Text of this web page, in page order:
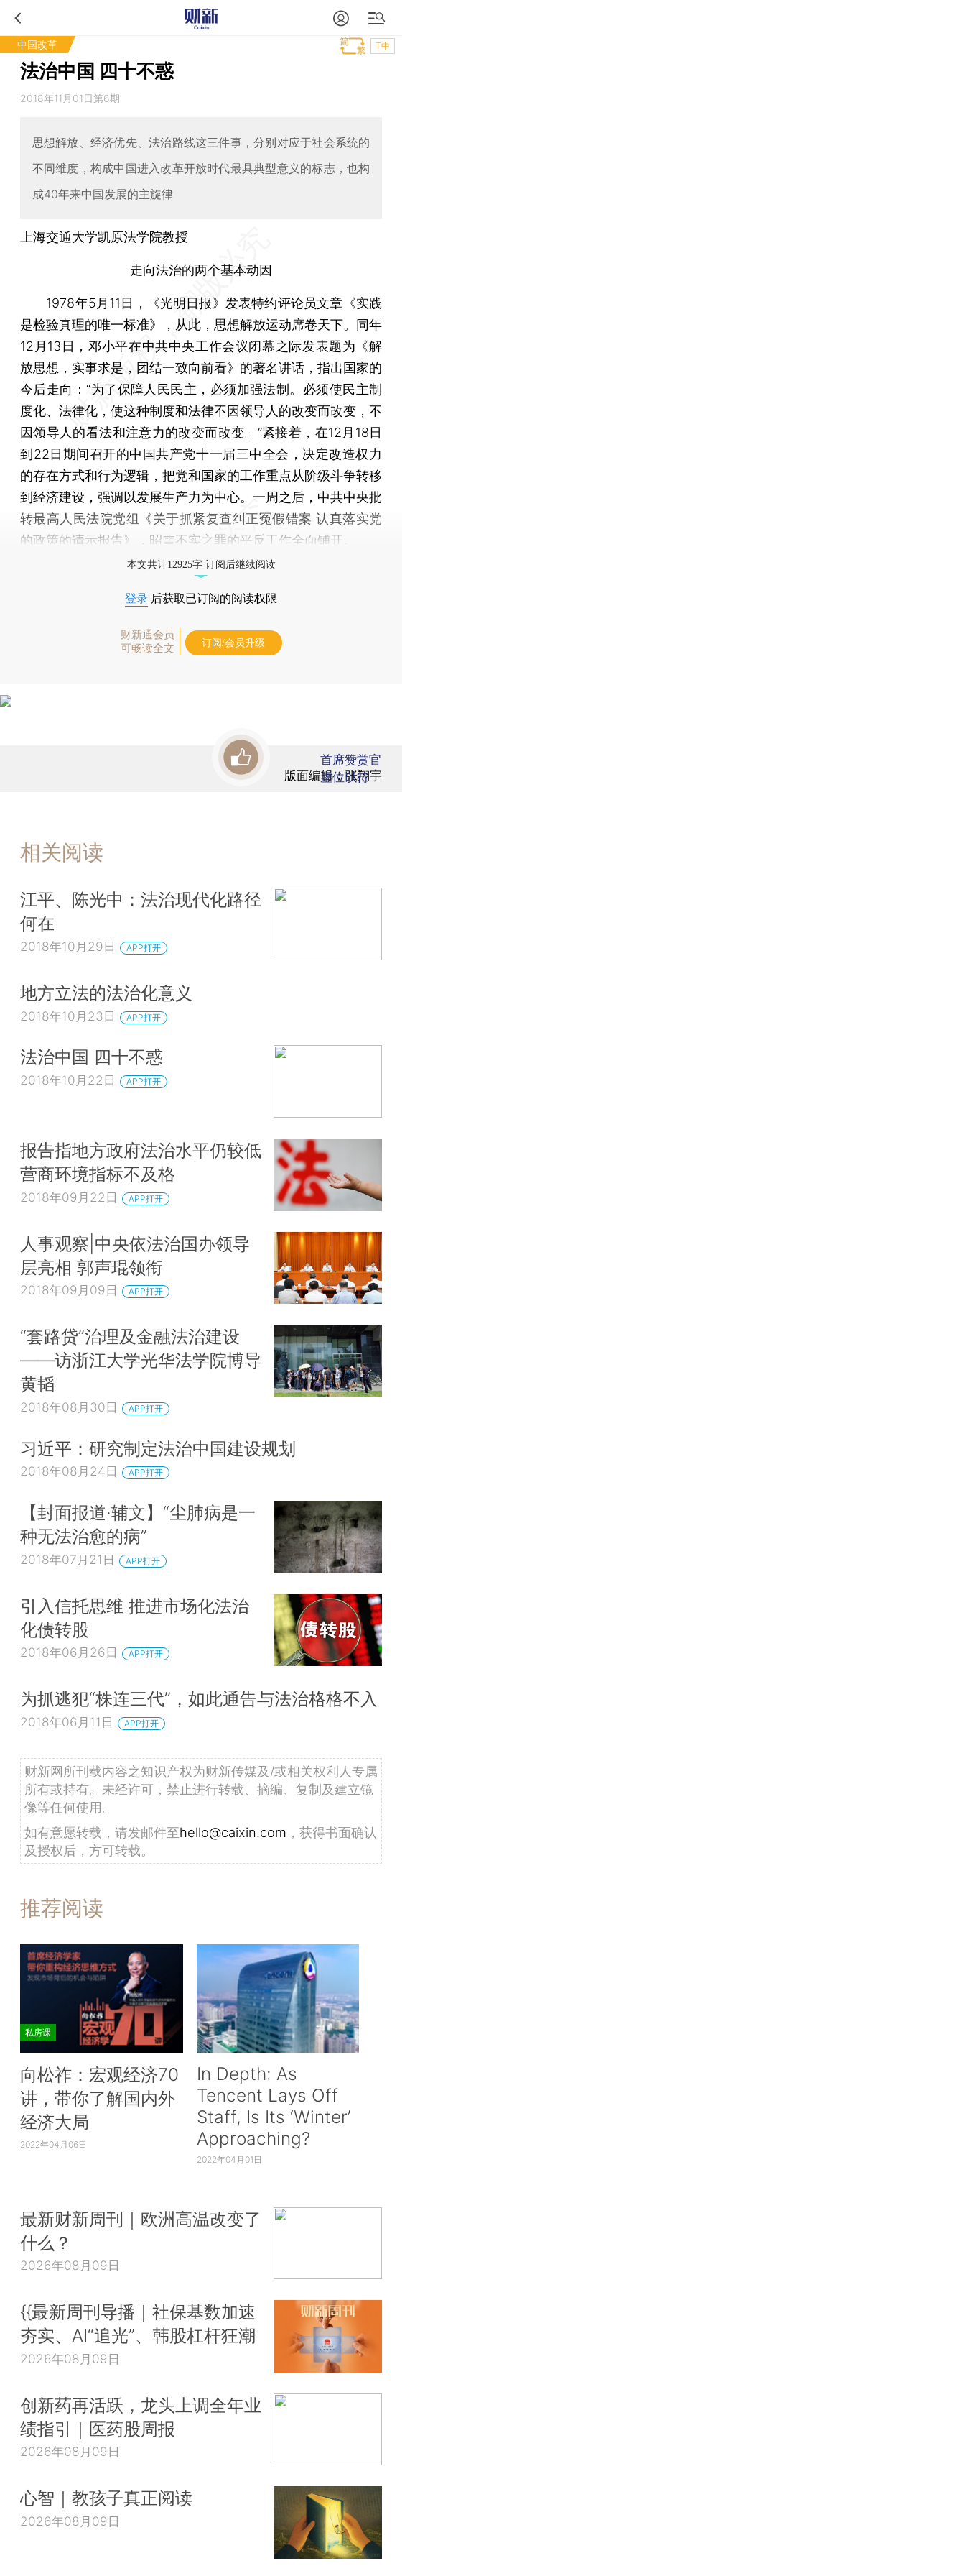
中国改革 T中
法治中国 四十不惑
2018年11月01日第6期
思想解放、经济优先、法治路线这三件事，分别对应于社会系统的
不同维度，构成中国进入改革开放时代最具典型意义的标志，也构
成40年来中国发展的主旋律
上海交通大学凯原法学院教授
走向法治的两个基本动因
1978年5月11日，《光明日报》发表特约评论员文章《实践
是检验真理的唯一标准》，从此，思想解放运动席卷天下。同年
12月13日，邓小平在中共中央工作会议闭幕之际发表题为《解
放思想，实事求是，团结一致向前看》的著名讲话，指出国家的
今后走向：“为了保障人民民主，必须加强法制。必须使民主制
度化、法律化，使这种制度和法律不因领导人的改变而改变，不
因领导人的看法和注意力的改变而改变。”紧接着，在12月18日
到22日期间召开的中国共产党十一届三中全会，决定改造权力
的存在方式和行为逻辑，把党和国家的工作重点从阶级斗争转移
到经济建设，强调以发展生产力为中心。一周之后，中共中央批
转最高人民法院党组《关于抓紧复查纠正冤假错案 认真落实党
的政策的请示报告》，昭雪不实之罪的平反工作全面铺开。
本文共计12925字 订阅后继续阅读
登录 后获取已订阅的阅读权限
财新通会员
可畅读全文
订阅/会员升级
版面编辑：张翔宇
首席赞赏官
虚位以待
相关阅读
江平、陈光中：法治现代化路径
何在
2018年10月29日 APP打开
地方立法的法治化意义
2018年10月23日 APP打开
法治中国 四十不惑
2018年10月22日 APP打开
报告指地方政府法治水平仍较低
营商环境指标不及格
2018年09月22日 APP打开
人事观察|中央依法治国办领导
层亮相 郭声琨领衔
2018年09月09日 APP打开
“套路贷”治理及金融法治建设
——访浙江大学光华法学院博导
黄韬
2018年08月30日 APP打开
习近平：研究制定法治中国建设规划
2018年08月24日 APP打开
【封面报道·辅文】“尘肺病是一
种无法治愈的病”
2018年07月21日 APP打开
引入信托思维 推进市场化法治
化债转股
2018年06月26日 APP打开
为抓逃犯“株连三代”，如此通告与法治格格不入
2018年06月11日 APP打开
财新网所刊载内容之知识产权为财新传媒及/或相关权利人专属
所有或持有。未经许可，禁止进行转载、摘编、复制及建立镜
像等任何使用。
如有意愿转载，请发邮件至hello@caixin.com ，获得书面确认
及授权后，方可转载。
推荐阅读
私房课
向松祚：宏观经济70
讲，带你了解国内外
经济大局
2022年04月06日
In Depth: As
Tencent Lays Off
Staff, Is Its ‘Winter’
Approaching?
2022年04月01日
最新财新周刊｜欧洲高温改变了
什么？
2026年08月09日
{{最新周刊导播｜社保基数加速
夯实、AI“追光”、韩股杠杆狂潮
2026年08月09日
创新药再活跃，龙头上调全年业
绩指引｜医药股周报
2026年08月09日
心智｜教孩子真正阅读
2026年08月09日